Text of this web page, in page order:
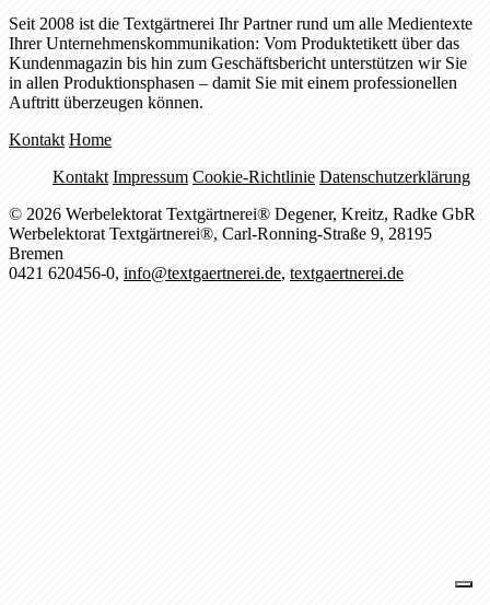
Seit 2008 ist die Textgärtnerei Ihr Partner rund um alle Medientexte
Ihrer Unternehmenskommunikation: Vom Produktetikett über das
Kundenmagazin bis hin zum Geschäftsbericht unterstützen wir Sie
in allen Produktionsphasen – damit Sie mit einem professionellen
Auftritt überzeugen können.
Kontakt Home
Kontakt Impressum Cookie-Richtlinie Datenschutzerklärung
© 2026 Werbelektorat Textgärtnerei® Degener, Kreitz, Radke GbR
Werbelektorat Textgärtnerei®, Carl-Ronning-Straße 9, 28195
Bremen
0421 620456-0,info@textgaertnerei.de,textgaertnerei.de